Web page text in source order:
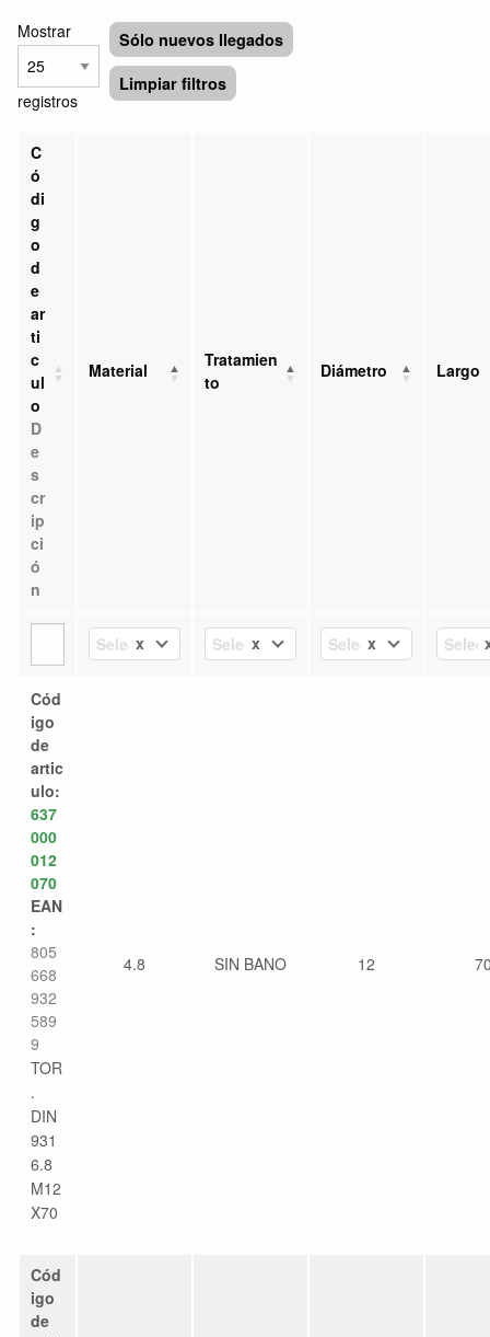
Mostrar
registros
Sólo nuevos llegados
Limpiar filtros
C
ó
di
g
o
d
e
ar
ti
c
ul
o
D
e
s
cr
ip
ci
ó
n
Material
Tratamien
to
Diámetro Largo
Select Value
x Select Value
x Select Value
x
Cód
igo
de
artic
ulo:
637
000
012
070
EAN
:
805
668
932
589
9
TOR
.
DIN
931
6.8
M12
X70
4.8 SIN BANO 12
Cód
igo
de